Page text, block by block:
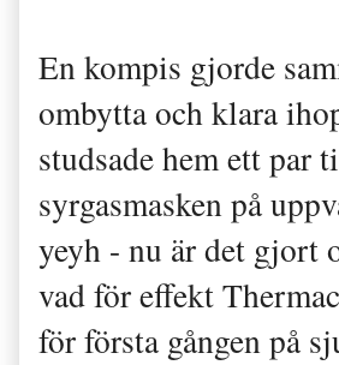
En kompis gjorde
ombytta och klara
studsade hem ett par
syrgasmasken på
yeyh - nu är det gjort
vad för effekt
för första gången på